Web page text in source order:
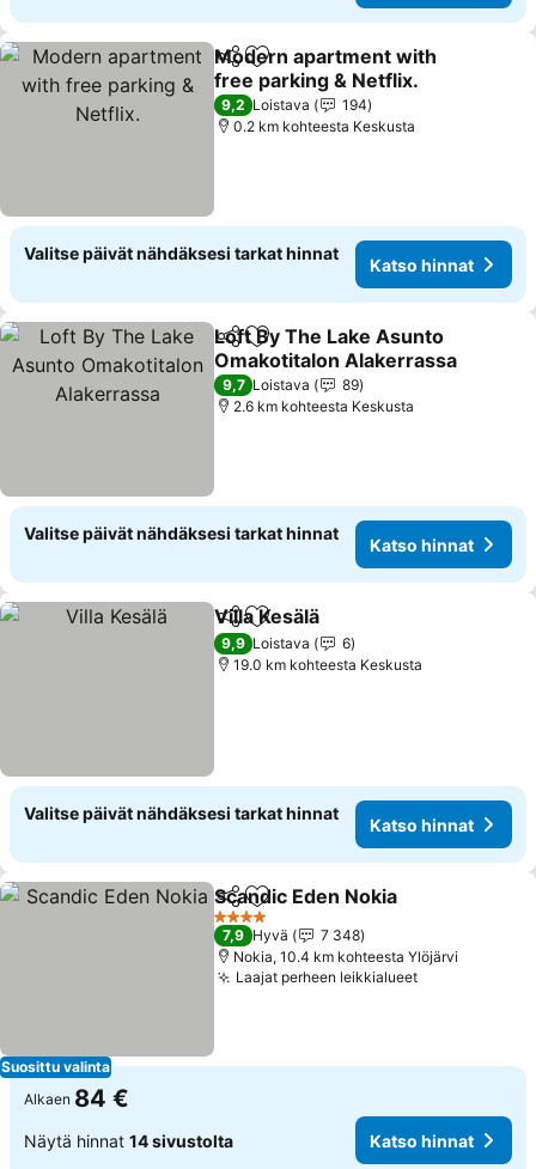
Jaa Lisää suosikkeihin
Modern apartment with
free parking & Netflix.
Katso hinnat
9,2 Loistava
194
0.2 km kohteesta Keskusta
Valitse päivät nähdäksesi tarkat hinnat
Katso hinnat
Jaa Lisää suosikkeihin
Loft By The Lake Asunto
Omakotitalon Alakerrassa
Katso hinnat
9,7 Loistava
89
2.6 km kohteesta Keskusta
Valitse päivät nähdäksesi tarkat hinnat
Katso hinnat
Jaa Lisää suosikkeihin
Villa Kesälä
9,9 Loistava
6
19.0 km kohteesta Keskusta
Valitse päivät nähdäksesi tarkat hinnat
Katso hinnat
Suosittu valinta
Jaa Lisää suosikkeihin
Scandic Eden Nokia
4 Tähtiluokitus
7,9 Hyvä
7 348
Nokia, 10.4 km kohteesta Ylöjärvi
Laajat perheen leikkialueetKatso hinnat
Alkaen 84 €
Näytä hinnat 14 sivustolta Katso hinnat